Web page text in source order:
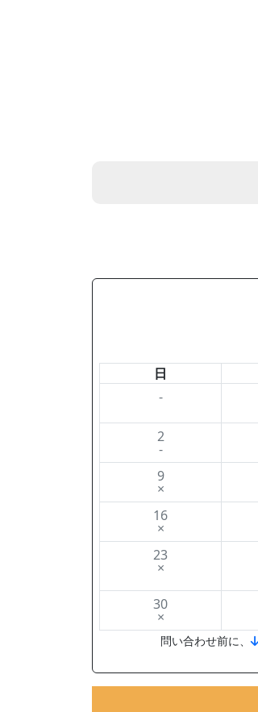
日
-
2
-
9
×
16
×
23
×
30
×
問い合わせ前に、